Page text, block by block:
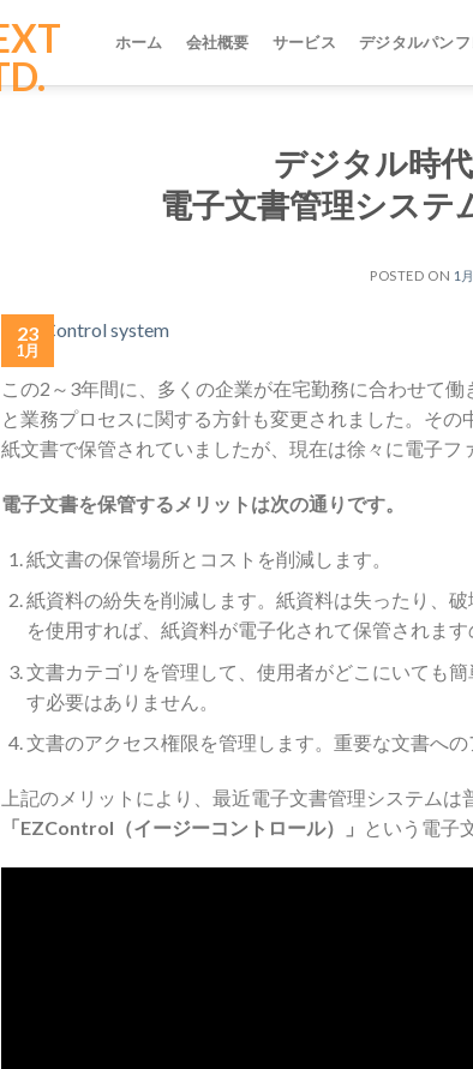
ホーム 会社概要 サービス デジタルパンフ
デジタル時
電子文書管理システ
POSTED ON 1
23
1月
この2～3年間に、多くの企業が在宅勤務に合わせて
と業務プロセスに関する方針も変更されました。そ
紙文書で保管されていましたが、現在は徐々に電子フ
電子文書を保管するメリットは次の通りです。
紙文書の保管場所とコストを削減します。
紙資料の紛失を削減します。紙資料は失ったり、
を使用すれば、紙資料が電子化されて保管されま
文書カテゴリを管理して、使用者がどこにいても
す必要はありません。
文書のアクセス権限を管理します。重要な文書へ
上記のメリットにより、最近電子文書管理システム
「EZControl（イージーコントロール）」
という電子